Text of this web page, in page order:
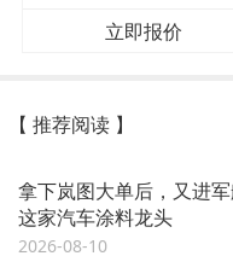
立即报价
【 推荐阅读 】
拿下岚图大单后，又进
这家汽车涂料龙头
2026-08-10